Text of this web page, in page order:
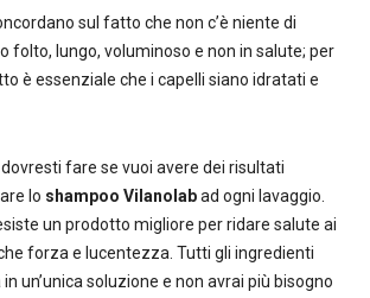
sul fatto che non c’è niente di
folto, lungo, voluminoso e non in salute; per
è essenziale che i capelli siano idratati e
fare se vuoi avere dei risultati
lo shampoo Vilanolabad ogni lavaggio.
un prodotto migliore per ridare salute ai
forza e lucentezza. Tutti gli ingredienti
un’unica soluzione e non avrai più bisogno